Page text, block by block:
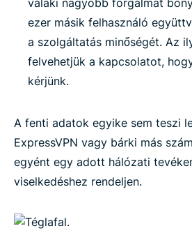
valaki nagyobb forgalmat
ezer másik felhasználó
a szolgáltatás minőségét. Az
felvehetjük a kapcsolatot,
kérjünk.
A fenti adatok egyike sem teszi
ExpressVPN vagy bárki más
egyént egy adott hálózati
viselkedéshez rendeljen.